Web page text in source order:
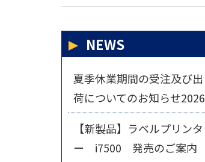
NEWS
夏季休業期間の受注及び出
荷についてのお知らせ2026
【新製品】ラベルプリンタ
ー i7500 発売のご案内